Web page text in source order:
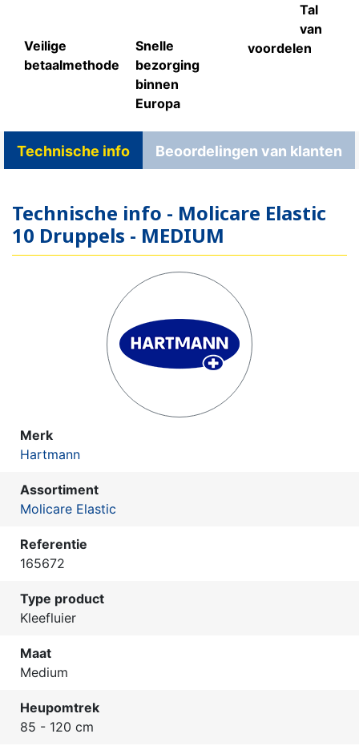
Veilige
betaalmethode
Snelle
bezorging
binnen
Europa
Tal
van
voordelen
Technische info Beoordelingen van klanten
Technische info - Molicare Elastic
10 Druppels - MEDIUM
Merk
Hartmann
Assortiment
Molicare Elastic
Referentie
165672
Type product
Kleefluier
Maat
Medium
Heupomtrek
85 - 120 cm